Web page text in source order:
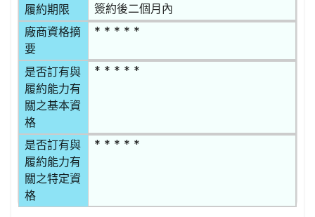
履約期限 簽約後二個月內
廠商資格摘
要
* * * * *
是否訂有與
履約能力有
關之基本資
格
* * * * *
是否訂有與
履約能力有
關之特定資
格
* * * * *